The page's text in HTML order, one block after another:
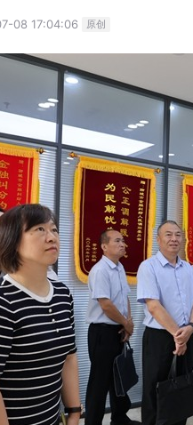
08 17:04:06 原创